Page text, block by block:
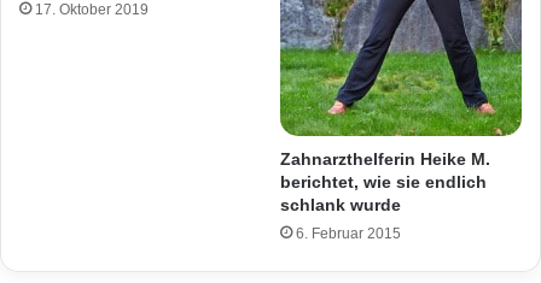
17. Oktober 2019
Zahnarzthelferin Heike M.
berichtet, wie sie endlich
schlank wurde
6. Februar 2015